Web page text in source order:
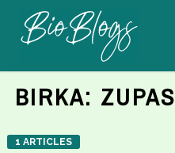
BIRKA: ZUPAS
1 ARTICLES